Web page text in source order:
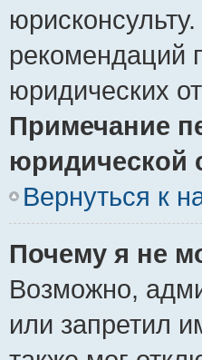
рекомендаций
юридических
Примечание
юридической
Вернуться к
Почему я не
Возможно,
или запретил